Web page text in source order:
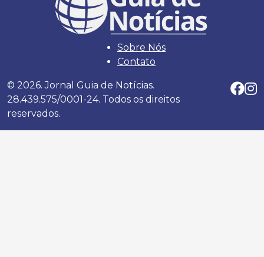
Sobre Nós
Contato
© 2026. Jornal Guia de Notícias.
28.439.575/0001-24. Todos os direitos
reservados.